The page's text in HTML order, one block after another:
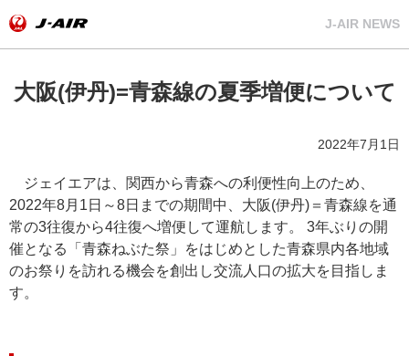
J-AIR NEWS
大阪(伊丹)=青森線の夏季増便について
2022年7月1日
ジェイエアは、関西から青森への利便性向上のため、
2022年8月1日～8日までの期間中、大阪(伊丹)＝青森線を通
常の3往復から4往復へ増便して運航します。 3年ぶりの開
催となる「青森ねぶた祭」をはじめとした青森県内各地域
のお祭りを訪れる機会を創出し交流人口の拡大を目指しま
す。